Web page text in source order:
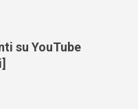
su YouTube